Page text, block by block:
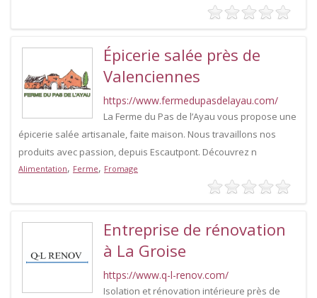
Épicerie salée près de
Valenciennes
https://www.fermedupasdelayau.com/
La Ferme du Pas de l’Ayau vous propose une
épicerie salée artisanale, faite maison. Nous travaillons nos
produits avec passion, depuis Escautpont. Découvrez n
Alimentation, Ferme, Fromage
Entreprise de rénovation
à La Groise
https://www.q-l-renov.com/
Isolation et rénovation intérieure près de